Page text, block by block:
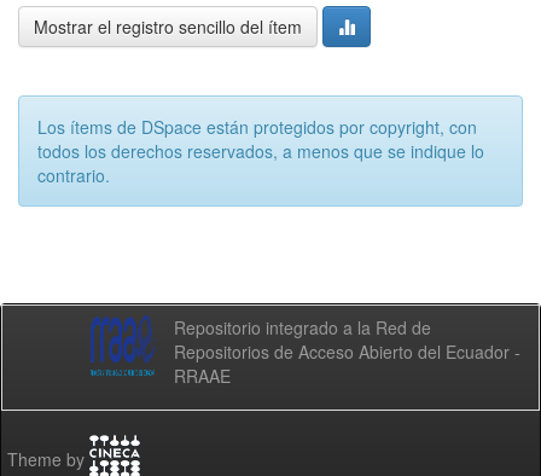
Mostrar el registro sencillo del ítem
Los ítems de DSpace están protegidos por copyright, con
todos los derechos reservados, a menos que se indique lo
contrario.
Repositorio integrado a la Red de
Repositorios de Acceso Abierto del Ecuador -
RRAAE
Theme by